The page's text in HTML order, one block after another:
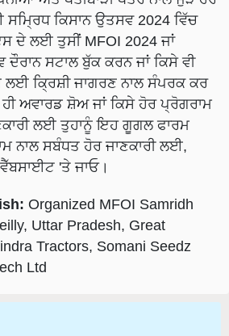
ਕਿਸਾਨ ਉਤਸਵ 2024 ਵਿੱਚ
ਦੇ ਲਈ ਤੁਸੀਂ MFOI 2024 ਜਾਂ
ਦੌਰਾਨ ਸਟਾਲ ਬੁੱਕ ਕਰਨ ਜਾਂ ਕਿਸੇ ਵੀ
ਲਈ ਕ੍ਰਿਸ਼ੀ ਜਾਗਰਣ ਨਾਲ ਸੰਪਰਕ ਕਰ
ਅਵਾਰਡ ਸ਼ੋਅ ਜਾਂ ਕਿਸੇ ਹੋਰ ਪ੍ਰੋਗਰਾਮ
ਲਈ ਤੁਹਾਨੂੰ ਇਹ ਗੂਗਲ ਫਾਰਮ
ਨਾਲ ਸਬੰਧਤ ਹੋਰ ਜਾਣਕਾਰੀ ਲਈ,
'ਤੇ ਜਾਓ।​
Organized MFOI Samridh
Uttar Pradesh, Great
Tractors, Somani Seedz
Ltd